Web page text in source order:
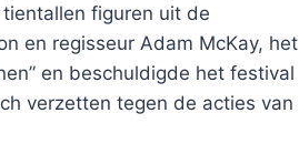
figuren uit de
en regisseur Adam McKay, het
en beschuldigde het festival
verzetten tegen de acties van